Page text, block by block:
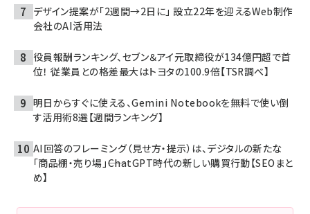
デザイン提案が「2週間→2日に」 設立22年を迎えるWeb制作
会社のAI活用法
役員報酬ランキング、セブン＆アイ元取締役が134億円超で首
位！ 従業員との格差最大はトヨタの100.9倍【TSR調べ】
明日からすぐに使える、Gemini Notebookを無料で使い倒
す活用術8選【週間ランキング】
AI回答のフレーミング（見せ方・提示）は、デジタルの新たな
「商品棚・売り場」――ChatGPT時代の新しい購買行動【SEOまと
め】